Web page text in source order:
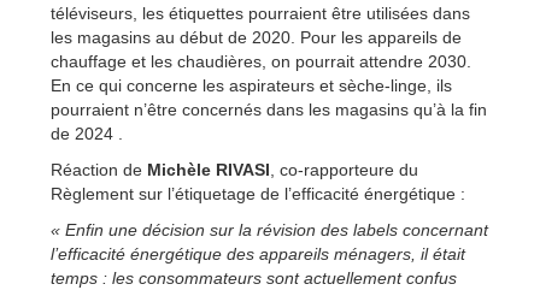
téléviseurs, les étiquettes pourraient être utilisées dans
les magasins au début de 2020. Pour les appareils de
chauffage et les chaudières, on pourrait attendre 2030.
En ce qui concerne les aspirateurs et sèche-linge, ils
pourraient n’être concernés dans les magasins qu’à la fin
de 2024 .
Réaction de Michèle RIVASI , co-rapporteure du
Règlement sur l’étiquetage de l’efficacité énergétique :
« Enfin une décision sur la révision des labels concernant
l’efficacité énergétique des appareils ménagers, il était
temps : les consommateurs sont actuellement confus